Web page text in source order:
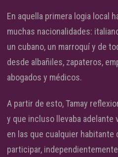
En aquella primera logia local
muchas nacionalidades:
un cubano, un marroquí y de
desde albañiles, zapateros,
abogados y médicos.
A partir de esto, Tamay
y que incluso llevaba
en las que cualquier habitante
participar,